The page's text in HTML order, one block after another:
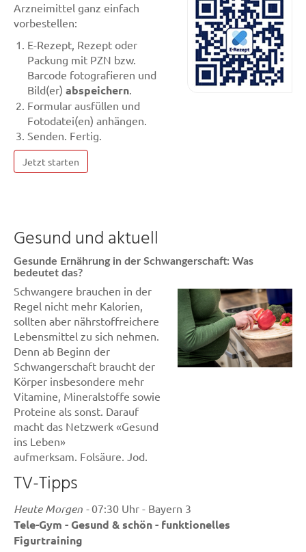
Arzneimittel ganz einfach
vorbestellen:
E-Rezept, Rezept oder
Packung mit PZN bzw.
Barcode fotografieren und
Bild(er) abspeichern.
Formular ausfüllen und
Fotodatei(en) anhängen.
Senden. Fertig.
Jetzt starten
Gesund und aktuell
Gesunde Ernährung in der Schwangerschaft: Was
bedeutet das?
Schwangere brauchen in der
Regel nicht mehr Kalorien,
sollten aber nährstoffreichere
Lebensmittel zu sich nehmen.
Denn ab Beginn der
Schwangerschaft braucht der
Körper insbesondere mehr
Vitamine, Mineralstoffe sowie
Proteine als sonst. Darauf
macht das Netzwerk «Gesund
ins Leben»
aufmerksam. Folsäure, Jod,
Schwangere diesen erhöhten
Bedarf an Nährstoffen über
eine ausgewogene und
angepasste Ernährung
abdecken. Ausnahme: Das
TV-Tipps
Heute Morgen -07:30 Uhr - Bayern 3
Tele-Gym - Gesund & schön - funktionelles
Figurtraining